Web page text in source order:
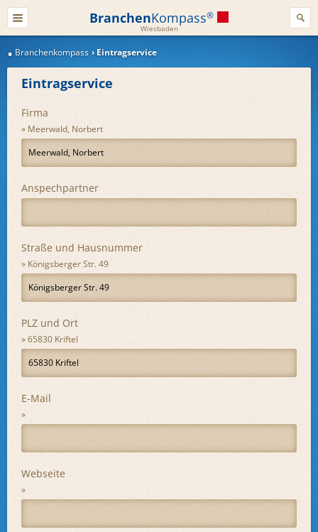
BranchenKompass®
Wiesbaden
Branchenkompass Eintragservice
Eintragservice
Firma
Meerwald, Norbert
Anspechpartner
Straße und Hausnummer
Königsberger Str. 49
PLZ und Ort
65830 Kriftel
E-Mail
Webseite